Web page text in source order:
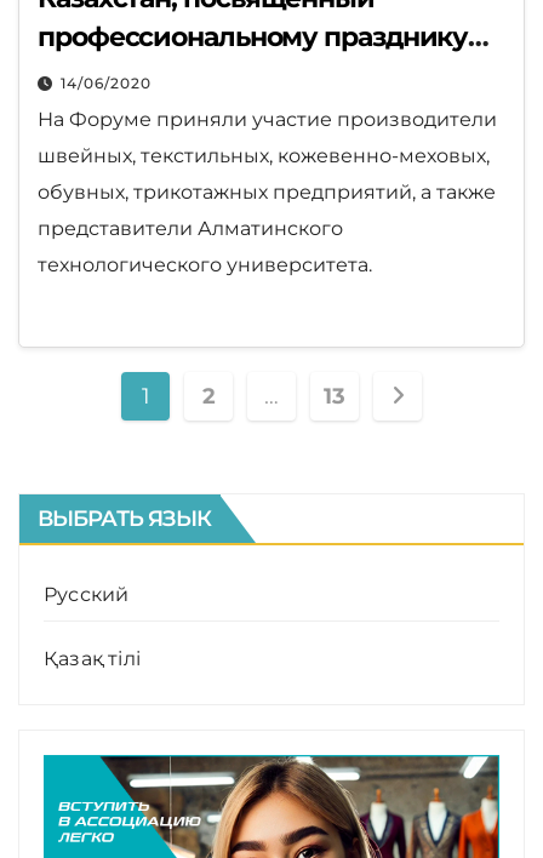
профессиональному празднику
«День работников Легкой
промышленности»,
организуемый Ассоциацией
предприятий легкой
промышленности РК.
14/06/2020
На Форуме приняли участие производители
швейных, текстильных, кожевенно-меховых,
обувных, трикотажных предприятий, а также
представители Алматинского
технологического университета.
Навигация
записям
1 2 … 13
ВЫБРАТЬ ЯЗЫК
Русский
Қазақ тілі